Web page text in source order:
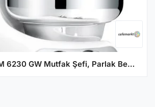
Ankarsrum AKM 6230 GW Mutfak Şefi, Parlak Beyaz